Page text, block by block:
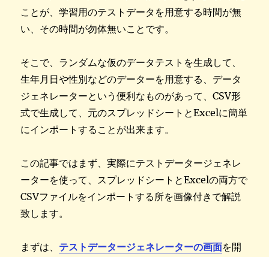
ことが、学習用のテストデータを用意する時間が無
い、その時間が勿体無いことです。
そこで、ランダムな仮のデータテストを生成して、
生年月日や性別などのデーターを用意する、データ
ジェネレーターという便利なものがあって、CSV形
式で生成して、元のスプレッドシートとExcelに簡単
にインポートすることが出来ます。
この記事ではまず、実際にテストデータージェネレ
ーターを使って、スプレッドシートとExcelの両方で
CSVファイルをインポートする所を画像付きで解説
致します。
まずは、 テストデータージェネレーターの画面を開